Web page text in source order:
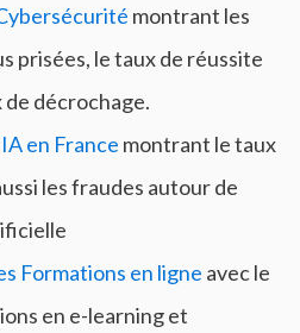
montrant les
prisées, le taux de réussite
décrochage.
en France montrant le taux
les fraudes autour de
Formations en ligne avec le
en e-learning et